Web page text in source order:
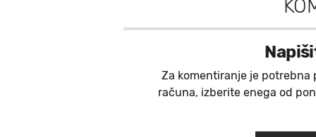
Za komentiranje je
računa, izberite enega od